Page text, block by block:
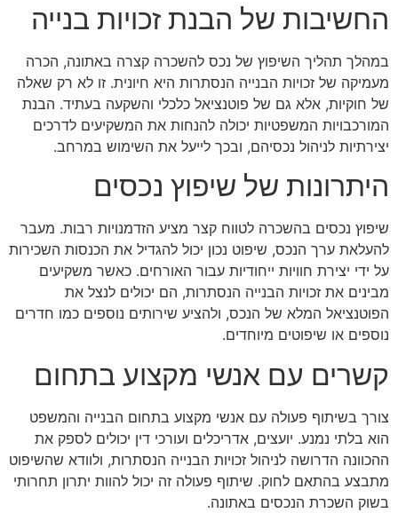
החשיבות של הבנת זכויות בנייה
במהלך תהליך השיפוץ של נכס להשכרה קצרה באתונה, הכרה
מעמיקה של זכויות הבנייה הנסתרות היא חיונית. זו לא רק שאלה
של חוקיות, אלא גם של פוטנציאל כלכלי והשקעה בעתיד. הבנת
המורכבויות המשפטיות יכולה להנחות את המשקיעים לדרכים
יצירתיות לניהול נכסיהם, ובכך לייעל את השימוש במרחב.
היתרונות של שיפוץ נכסים
שיפוץ נכסים בהשכרה לטווח קצר מציע הזדמנויות רבות. מעבר
להעלאת ערך הנכס, שיפוט נכון יכול להגדיל את הכנסות השכירות
על ידי יצירת חוויות ייחודיות עבור האורחים. כאשר משקיעים
מבינים את זכויות הבנייה הנסתרות, הם יכולים לנצל את
הפוטנציאל המלא של הנכס, ולהציע שירותים נוספים כמו חדרים
נוספים או שיפוטים מיוחדים.
קשרים עם אנשי מקצוע בתחום
צורך בשיתוף פעולה עם אנשי מקצוע בתחום הבנייה והמשפט
הוא בלתי נמנע. יועצים, אדריכלים ועורכי דין יכולים לספק את
ההכוונה הדרושה לניהול זכויות הבנייה הנסתרות, ולוודא שהשיפוט
מתבצע בהתאם לחוק. שיתוף פעולה זה יכול להוות יתרון תחרותי
בשוק השכרת הנכסים באתונה.